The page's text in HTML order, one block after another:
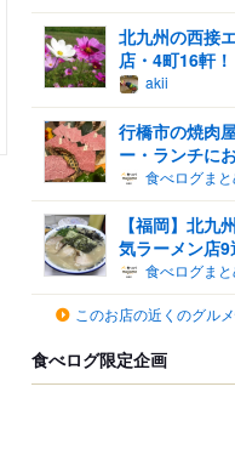
北九州の西接
店・4町16軒！
akii
行橋市の焼肉
ー・ランチに
食べログま
【福岡】北九
気ラーメン店9
食べログま
このお店の近くのグル
食べログ限定企画